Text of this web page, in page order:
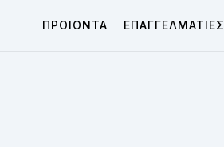
ΠΡΟΙΟΝΤΑ ΕΠΑΓΓΕΛΜΑΤΙΕΣ